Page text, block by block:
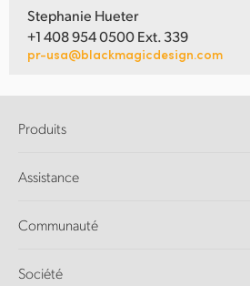
Stephanie Hueter
+1 408 954 0500 Ext. 339
pr-usa@blackmagicdesign.com
Produits
Logiciels DaVinci Resolve et Fusion
Ultimatte
Capture et lecture
Assistance
Centre d'assistance technique
Communauté
Société